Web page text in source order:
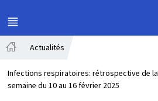
MENU
PRINCIPAL
Actualités
Infections respiratoires: rétrospective de la
semaine du 10 au 16 février 2025